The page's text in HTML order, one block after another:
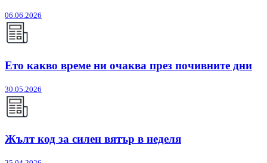
06.06.2026
Ето какво време ни очаква през почивните дни
30.05.2026
Жълт код за силен вятър в неделя